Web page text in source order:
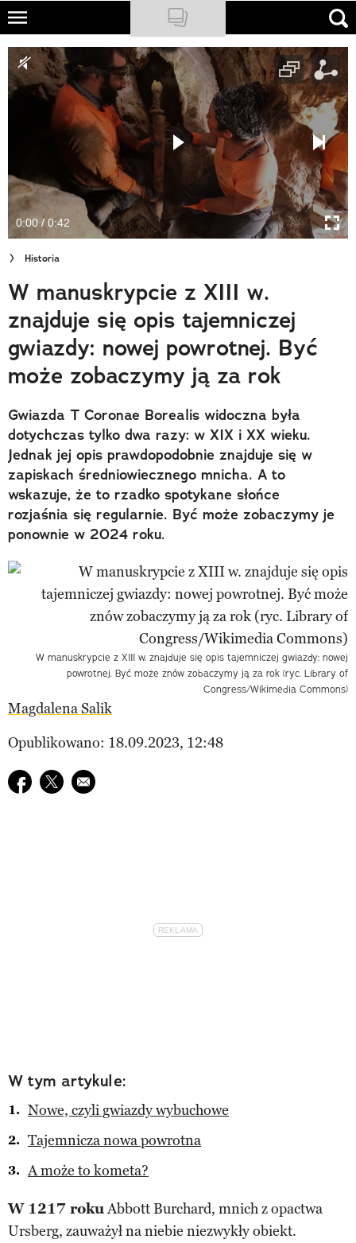
Skip
main
content
NATIONAL GEOGRAPHIC
TRAVELER
PODCASTY
Newsletter
Cuda Polski
Wielki Konkurs Fotograficzny
Trendbook Podróżniczy
Polecane
0:00 / 0:42
Historia
W manuskrypcie z XIII w.
znajduje się opis tajemniczej
gwiazdy: nowej powrotnej. Być
może zobaczymy ją za rok
Gwiazda T Coronae Borealis widoczna była
dotychczas tylko dwa razy: w XIX i XX wieku.
Jednak jej opis prawdopodobnie znajduje się w
zapiskach średniowiecznego mnicha. A to
wskazuje, że to rzadko spotykane słońce
rozjaśnia się regularnie. Być może zobaczymy je
ponownie w 2024 roku.
W manuskrypcie z XIII w. znajduje się opis tajemniczej gwiazdy: nowej
powrotnej. Być może znów zobaczymy ją za rok (ryc. Library of
Congress/Wikimedia Commons)
Magdalena Salik
Opublikowano: 18.09.2023, 12:48
Udostępnij na facebook
Udostępnij na twitter
E-mail do przyjaciela
W tym artykule:
Nowe, czyli gwiazdy wybuchowe
Tajemnicza nowa powrotna
A może to kometa?
W 1217 rokuAbbott Burchard, mnich z opactwa
Ursberg, zauważył na niebie niezwykły obiekt.